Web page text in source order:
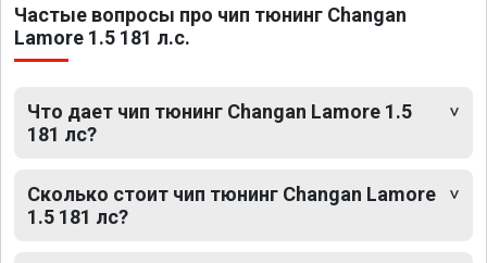
Частые вопросы про чип тюнинг Changan
Lamore 1.5 181 л.с.
Что дает чип тюнинг Changan Lamore 1.5
181 лс?
Сколько стоит чип тюнинг Changan Lamore
1.5 181 лс?